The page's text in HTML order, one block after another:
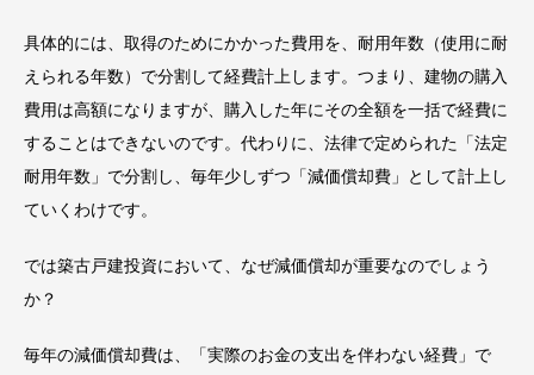
具体的には、取得のためにかかった費用を、耐用年数（使用に耐
えられる年数）で分割して経費計上します。つまり、建物の購入
費用は高額になりますが、購入した年にその全額を一括で経費に
することはできないのです。代わりに、法律で定められた「法定
耐用年数」で分割し、毎年少しずつ「減価償却費」として計上し
ていくわけです。
では築古戸建投資において、なぜ減価償却が重要なのでしょう
か？
毎年の減価償却費は、「実際のお金の支出を伴わない経費」で